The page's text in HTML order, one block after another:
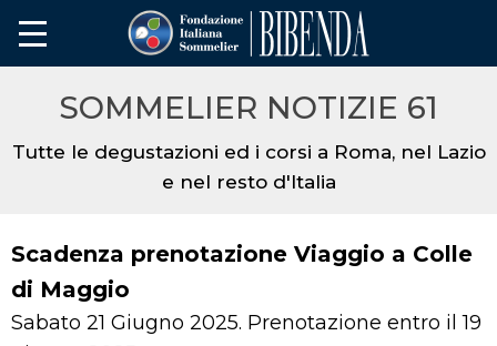
SOMMELIER NOTIZIE 61
Tutte le degustazioni ed i corsi a Roma, nel Lazio
e nel resto d'Italia
Scadenza prenotazione Viaggio a Colle
di Maggio
Sabato 21 Giugno 2025. Prenotazione entro il 19